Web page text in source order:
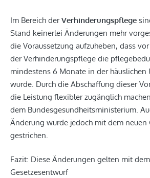
Im Bereich derVerhinderungspflege
Stand keinerlei Änderungen mehr
die Voraussetzung aufzuheben, dass
der Verhinderungspflege die
mindestens 6 Monate in der
wurde. Durch die Abschaffung dieser
die Leistung flexibler zugänglich
dem Bundesgesundheitsministerium.
Änderung wurde jedoch mit dem neuen
gestrichen.
Fazit: Diese Änderungen gelten mit
Gesetzesentwurf